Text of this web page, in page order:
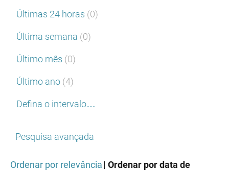
Últimas 24 horas (0)
Última semana (0)
Último mês (0)
Último ano (4)
Defina o intervalo…
Pesquisa avançada
Ordenar por relevância| Ordenar por data de